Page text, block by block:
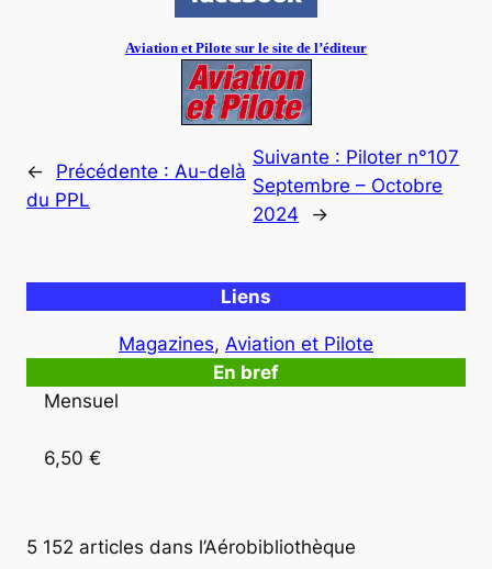
Aviation et Pilote sur le site de l’éditeur
← Précédente : Au-delà
du PPL
Suivante : Piloter n°107
Septembre – Octobre
2024
→
Liens
Magazines, Aviation et Pilote
En bref
Mensuel
6,50 €
5 152 articles dans l’Aérobibliothèque